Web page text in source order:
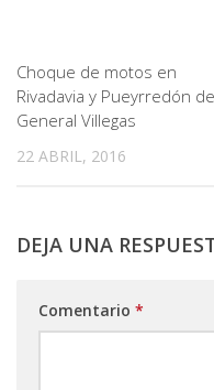
Choque de motos en
Rivadavia y Pueyrredón de
General Villegas
22 ABRIL, 2016
DEJA UNA
Comentario *